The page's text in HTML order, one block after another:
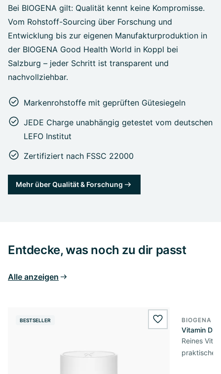
Bei BIOGENA gilt: Qualität kennt keine Kompromisse.
Vom Rohstoff-Sourcing über Forschung und
Entwicklung bis zur eigenen Manufakturproduktion in
der BIOGENA Good Health World in Koppl bei
Salzburg – jeder Schritt ist transparent und
nachvollziehbar.
Markenrohstoffe mit geprüften Gütesiegeln
JEDE Charge unabhängig getestet vom deutschen
LEFO Institut
Zertifiziert nach FSSC 22000
Mehr über Qualität & Forschung
Entdecke, was noch zu dir passt
Alle anzeigen
BESTSELLER wishlist.add
BIOGENA
Vitamin D3
Reines
praktischer